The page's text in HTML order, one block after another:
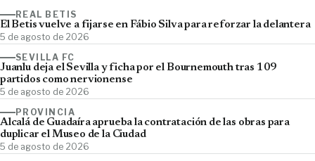
REAL BETIS
El Betis vuelve a fijarse en Fábio Silva para reforzar la delantera
5 de agosto de 2026
SEVILLA FC
Juanlu deja el Sevilla y ficha por el Bournemouth tras 109
partidos como nervionense
5 de agosto de 2026
PROVINCIA
Alcalá de Guadaíra aprueba la contratación de las obras para
duplicar el Museo de la Ciudad
5 de agosto de 2026